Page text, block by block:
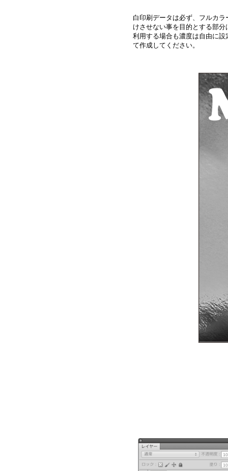
白印刷データは必ず、フルカ
けさせない事を目的とする部
利用する場合も濃度は自由に
て作成してください。